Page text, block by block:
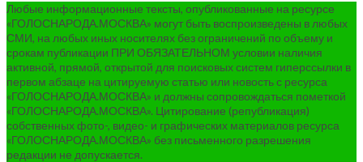
Любые информационные тексты, опубликованные на ресурсе
«ГОЛОСНАРОДА.МОСКВА» могут быть воспроизведены в любых
СМИ, на любых иных носителях без ограничений по объему и
срокам публикации ПРИ ОБЯЗАТЕЛЬНОМ условии наличия
активной, прямой, открытой для поисковых систем гиперссылки в
первом абзаце на цитируемую статью или новость с ресурса
«ГОЛОСНАРОДА.МОСКВА» и должны сопровождаться пометкой
«ГОЛОСНАРОДА.МОСКВА». Цитирование (републикация)
собственных фото-, видео- и графических материалов ресурса
«ГОЛОСНАРОДА.МОСКВА» без письменного разрешения
редакции не допускается.